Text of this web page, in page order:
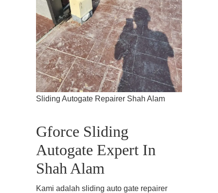
Sliding Autogate Repairer Shah Alam
Gforce Sliding
Autogate Expert In
Shah Alam
Kami adalah sliding auto gate repairer